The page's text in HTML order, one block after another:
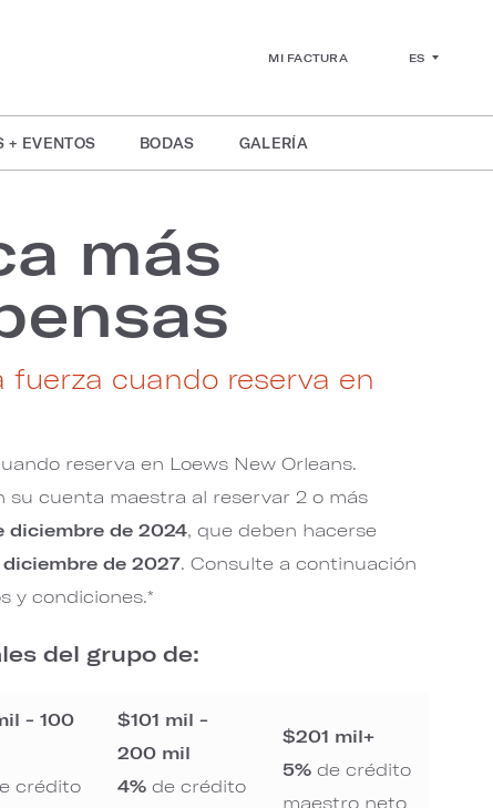
MI FACTURA ES
+ EVENTOS BODAS GALERÍA
más
fuerza cuando reserva en
reserva en Loews New Orleans.
su cuenta maestra al reservar 2 o más
diciembre de 2024, que deben hacerse
diciembre de 2027. Consulte a continuación
y condiciones.*
del grupo de:
- 100
crédito
$101 mil -
200 mil
4% de crédito
$201 mil+
5% de crédito
maestro neto